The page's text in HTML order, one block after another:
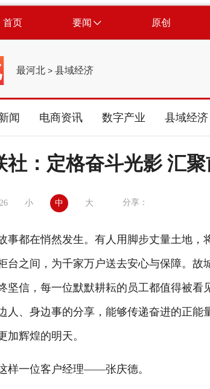
首页 要闻 原创
最河北 > 县域经济
闻 电商资讯 数字产业 县域经济
社：定格奋斗光影 汇
小 中 大 分享：
事都在悄然发生。有人用脚步丈量土地，
台之间，为千家万户送去安心与保障。故
坚信，每一位默默耕耘的员工都值得被看
人、身边事的分享，能够传递奋进的正能
加辉煌的明天。
样一位客户经理——张庆德。